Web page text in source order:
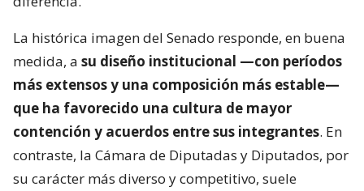
La histórica imagen del Senado responde, en buena
medida, a su diseño institucional —con períodos
más extensos y una composición más estable—
que ha favorecido una cultura de mayor
contención y acuerdos entre sus integrantes. En
contraste, la Cámara de Diputadas y Diputados, por
su carácter más diverso y competitivo, suele